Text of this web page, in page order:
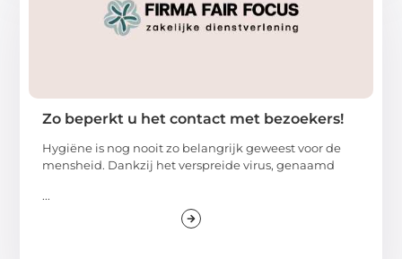
Zo beperkt u het contact met bezoekers!
Hygiëne is nog nooit zo belangrijk geweest voor de
mensheid. Dankzij het verspreide virus, genaamd
...